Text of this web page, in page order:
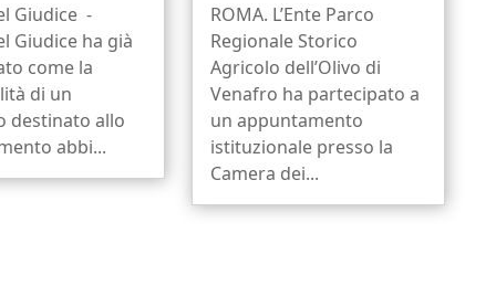
Giudice -
Giudice ha già
come la
di un
destinato allo
abbi...
ROMA. L’Ente Parco
Regionale Storico
Agricolo dell’Olivo di
Venafro ha partecipato a
un appuntamento
istituzionale presso la
Camera dei...